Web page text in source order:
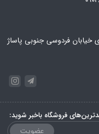
خیابان فردوسی جنوبی پاساژ
فروشگاه باخبر شوید:
عضویت